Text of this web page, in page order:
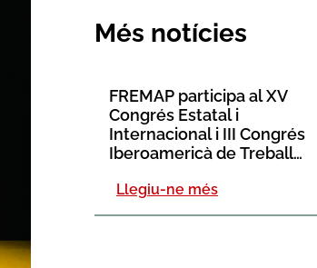
Més notícies
FREMAP participa al XV
Congrés Estatal i
Internacional i III Congrés
Iberoamericà de Treball
Llegiu-ne més